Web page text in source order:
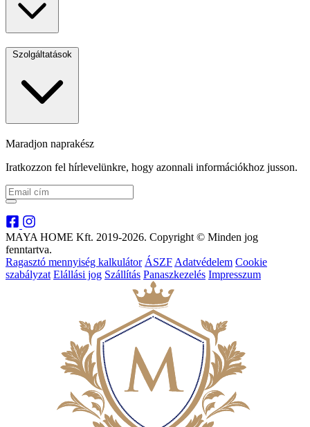
Szolgáltatások
Maradjon naprakész
Iratkozzon fel hírlevelünkre, hogy azonnali információkhoz jusson.
MAYA HOME Kft. 2019-2026. Copyright © Minden jog
fenntartva.
Ragasztó mennyiség kalkulátor ÁSZF Adatvédelem Cookie
szabályzat Elállási jog Szállítás Panaszkezelés Impresszum